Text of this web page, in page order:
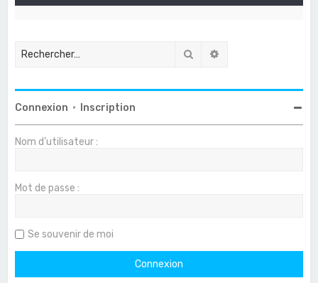
Rechercher
Connexion • Inscription
Nom d’utilisateur :
Mot de passe :
Se souvenir de moi